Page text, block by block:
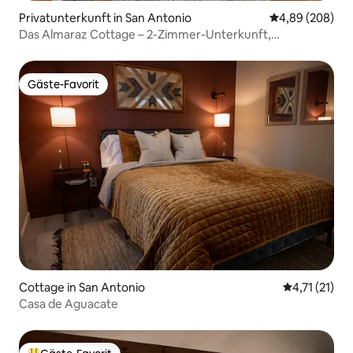
Privatunterkunft in San Antonio
4,89 (208)
Das Almaraz Cottage – 2-Zimmer-Unterkunft,
Gäste-Favorit
Gäste-Favorit
Cottage in San Antonio
4,71 (21)
Casa de Aguacate